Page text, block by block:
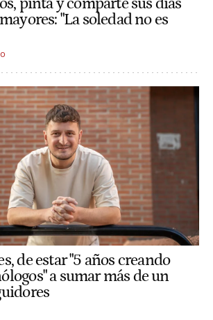
pinta y comparte sus días
"La soledad no es
de estar "5 años creando
a sumar más de un